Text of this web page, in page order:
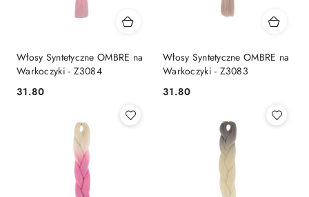
Włosy Syntetyczne OMBRE na
Warkoczyki - Z3084
Cena:
31.80
Włosy Syntetyczne OMBRE na
Warkoczyki - Z3083
Cena:
31.80